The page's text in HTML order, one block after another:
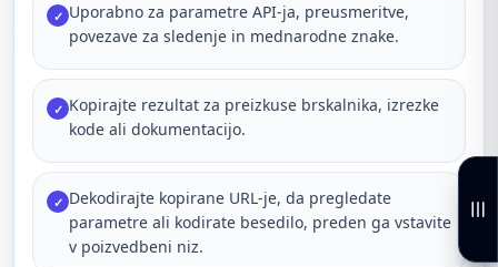
✓ Uporabno za parametre API-ja, preusmeritve,
povezave za sledenje in mednarodne znake.
✓ Kopirajte rezultat za preizkuse brskalnika, izrezke
kode ali dokumentacijo.
✓ Dekodirajte kopirane URL-je, da pregledate
parametre ali kodirate besedilo, preden ga vstavite
v poizvedbeni niz.